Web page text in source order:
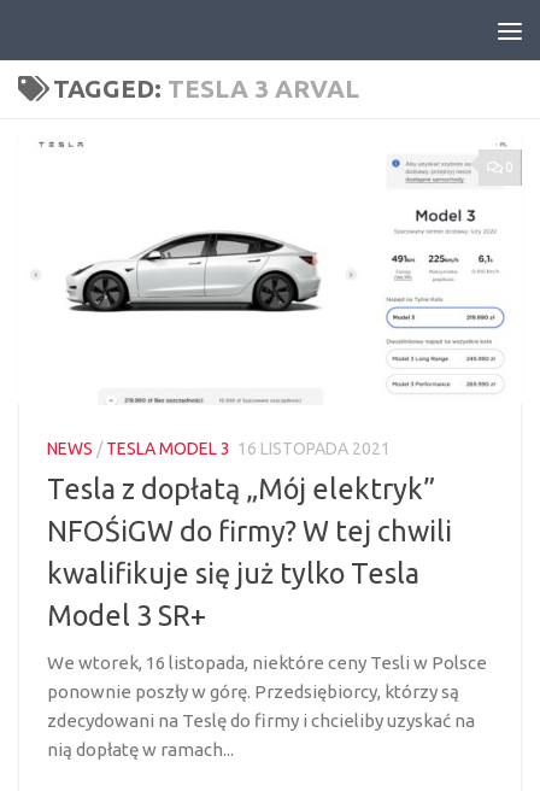
TAGGED: TESLA 3 ARVAL
0
NEWS /TESLA MODEL 3 16 LISTOPADA 2021
Tesla z dopłatą „Mój elektryk”
NFOŚiGW do firmy? W tej chwili
kwalifikuje się już tylko Tesla
Model 3 SR+
We wtorek, 16 listopada, niektóre ceny Tesli w Polsce
ponownie poszły w górę. Przedsiębiorcy, którzy są
zdecydowani na Teslę do firmy i chcieliby uzyskać na
nią dopłatę w ramach...